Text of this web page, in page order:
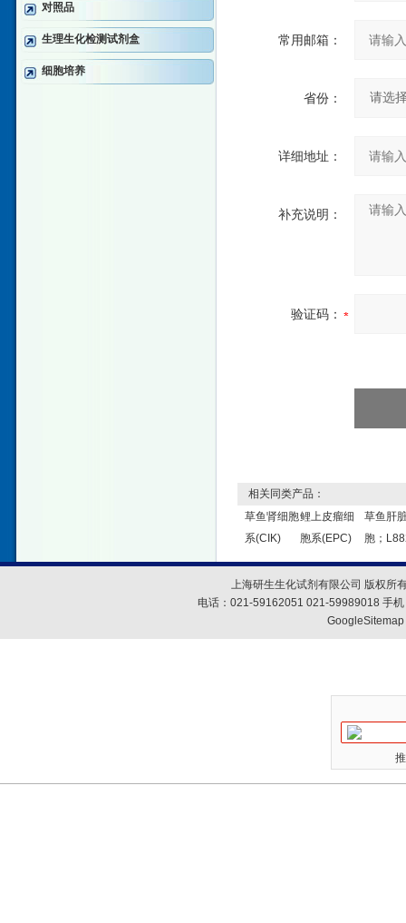
对照品
生理生化检测试剂盒
细胞培养
常用邮箱：
省份：
详细地址：
补充说明：
验证码：
相关同类产品：
草鱼肾细胞
系(CIK)
鲤上皮瘤细
胞系(EPC)
草鱼肝
胞；
上海研生生化试剂有限公司 版权所
电话：021-59162051 021-59989018 手
GoogleSitemap